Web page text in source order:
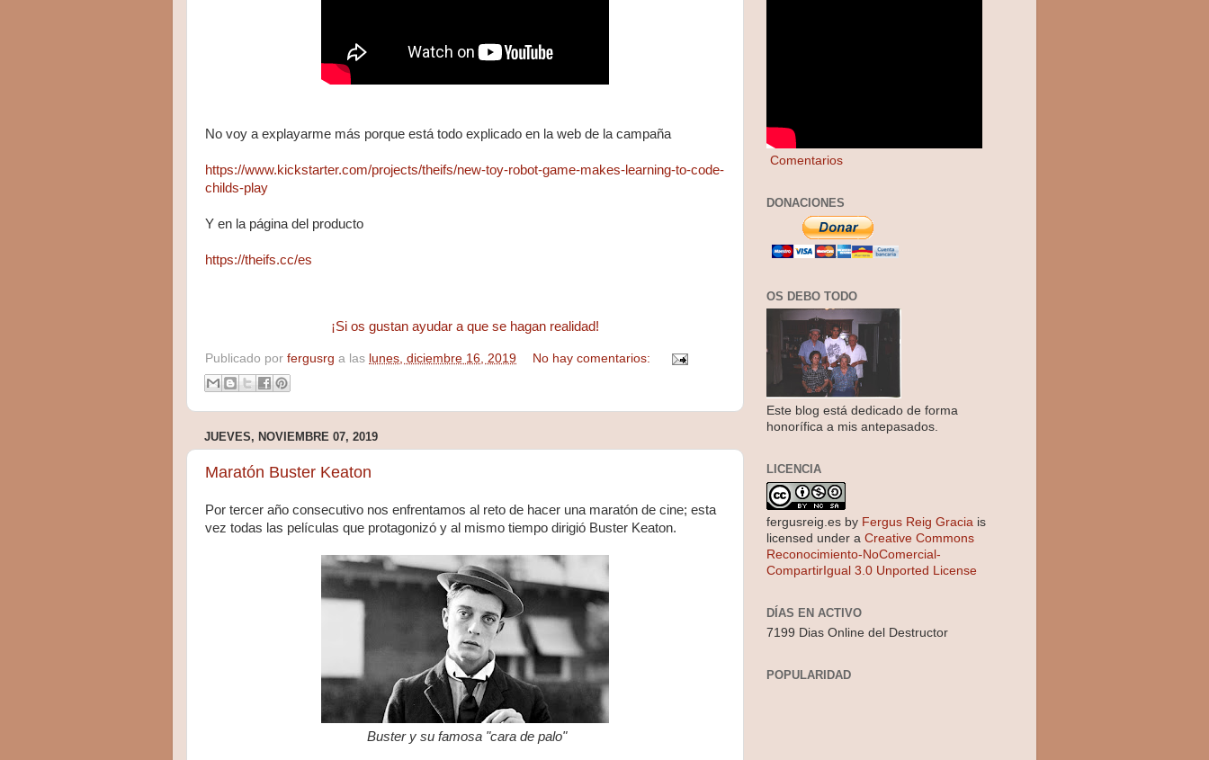
No voy a explayarme más porque está todo explicado en la web de la campaña
https://www.kickstarter.com/projects/theifs/new-toy-robot-game-makes-learning-to-code-
childs-play
Y en la página del producto
https://theifs.cc/es
¡Si os gustan ayudar a que se hagan realidad!
Publicado por fergusrg a las lunes, diciembre 16, 2019 No hay comentarios:
JUEVES, NOVIEMBRE 07, 2019
Maratón Buster Keaton
Por tercer año consecutivo nos enfrentamos al reto de hacer una maratón de cine; esta
vez todas las películas que protagonizó y al mismo tiempo dirigió Buster Keaton.
Buster y su famosa "cara de palo"
Comentarios
DONACIONES
OS DEBO TODO
Este blog está dedicado de forma
honorífica a mis antepasados.
LICENCIA
fergusreig.es by Fergus Reig Gracia is
licensed under a Creative Commons
Reconocimiento-NoComercial-
CompartirIgual 3.0 Unported License
DÍAS EN ACTIVO
7199 Dias Online del Destructor
POPULARIDAD